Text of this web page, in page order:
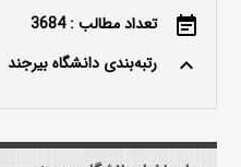
event_note تعداد مطالب : 3684
keyboard_arrow_up رتبه‌بندی دانشگاه بیرجند